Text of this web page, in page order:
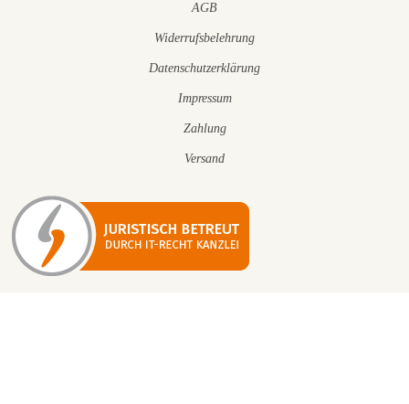
AGB
Widerrufsbelehrung
Datenschutzerklärung
Impressum
Zahlung
Versand